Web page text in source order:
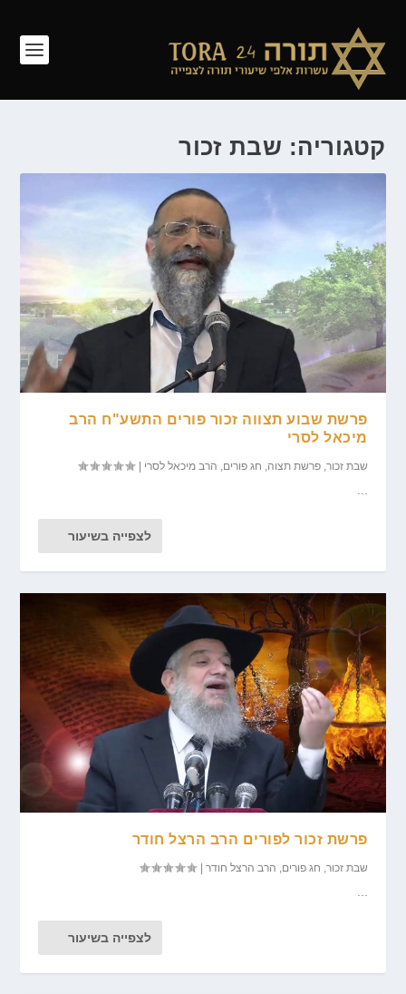
קטגוריה: שבת זכור
פרשת שבוע תצווה זכור פורים התשע"ח הרב
מיכאל לסרי
שבת זכור ,פרשת תצוה חג פורים הרב מיכאל לסרי |
לצפייה בשיעור
פרשת זכור לפורים הרב הרצל חודר
שבת זכור חג פורים הרב הרצל חודר |
לצפייה בשיעור